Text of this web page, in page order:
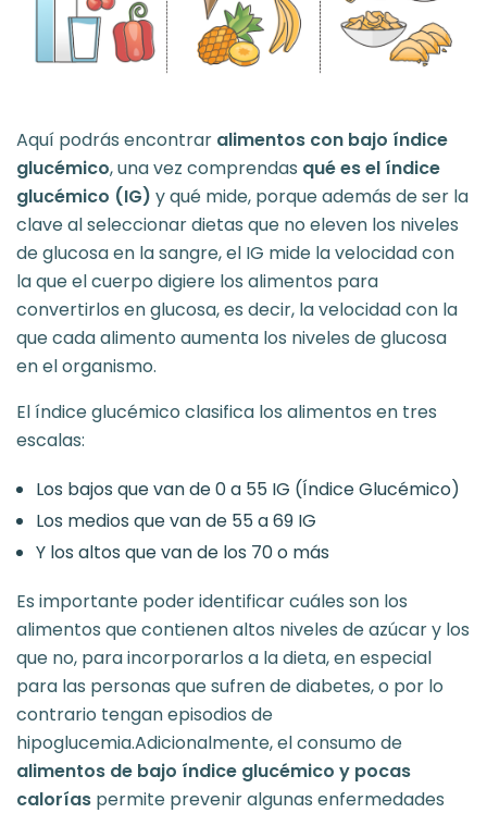
Aquí podrás encontrar alimentos con bajo índice
glucémico, una vez comprendas qué es el índice
glucémico (IG) y qué mide, porque además de ser la
clave al seleccionar dietas que no eleven los niveles
de glucosa en la sangre, el IG mide la velocidad con
la que el cuerpo digiere los alimentos para
convertirlos en glucosa, es decir, la velocidad con la
que cada alimento aumenta los niveles de glucosa
en el organismo.
El índice glucémico clasifica los alimentos en tres
escalas:
Los bajos que van de 0 a 55 IG (Índice Glucémico)
Los medios que van de 55 a 69 IG
Y los altos que van de los 70 o más
Es importante poder identificar cuáles son los
alimentos que contienen altos niveles de azúcar y los
que no, para incorporarlos a la dieta, en especial
para las personas que sufren de diabetes, o por lo
contrario tengan episodios de
hipoglucemia.Adicionalmente, el consumo de
alimentos de bajo índice glucémico y pocas
calorías permite prevenir algunas enfermedades